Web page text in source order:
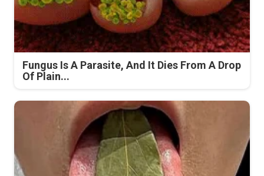
Fungus Is A Parasite, And It Dies From A Drop
Of Plain...